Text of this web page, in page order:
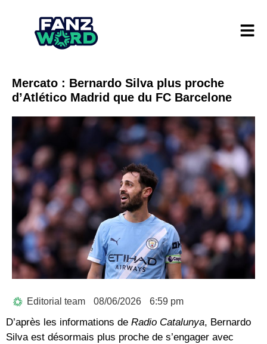
Mercato : Bernardo Silva plus proche
d’Atlético Madrid que du FC Barcelone
Editorial team 08/06/2026 6:59 pm
D’après les informations de Radio Catalunya, Bernardo
Silva est désormais plus proche de s’engager avec